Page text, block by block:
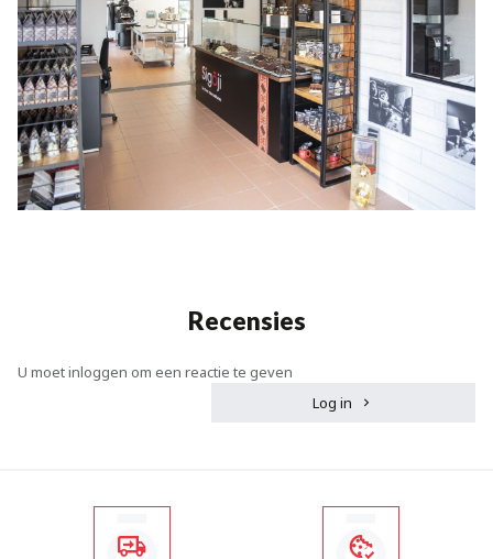
Recensies
U moet inloggen om een reactie te geven
Log in